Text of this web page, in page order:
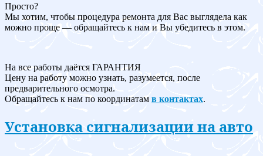
Просто?
Мы хотим, чтобы процедура ремонта для Вас выглядела как
можно проще — обращайтесь к нам и Вы убедитесь в этом.
На все работы даётся ГАРАНТИЯ
Цену на работу можно узнать, разумеется, после
предварительного осмотра.
Обращайтесь к нам по координатам в контактах.
Установка сигнализации на авто